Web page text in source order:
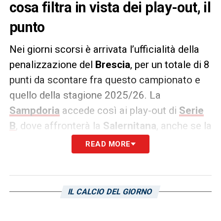
cosa filtra in vista dei play-out, il
punto
Nei giorni scorsi è arrivata l’ufficialità della
penalizzazione del Brescia, per un totale di 8
punti da scontare fra questo campionato e
quello della stagione 2025/26. La
Sampdoria accede così ai play-out di Serie
B, dove affronterà la Salernitana, anche se la
situazione rimane tutt’ora incerta, vista la
mancanza di comunicati ufficiali da parte
Come riportaprimocanale.it, infatti, si dovrà
READ MORE
IL CALCIO DEL GIORNO